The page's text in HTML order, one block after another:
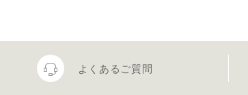
よくあるご質問